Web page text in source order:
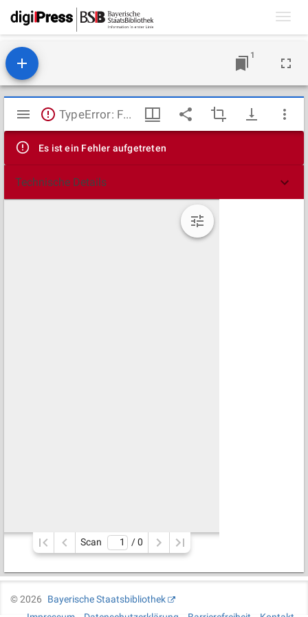
1
Mirador
Viewer
TypeError: Failed to fetch
Es ist ein Fehler aufgetreten
Technische Details
Scan / 0
©2026
Bayerische Staatsbibliothek